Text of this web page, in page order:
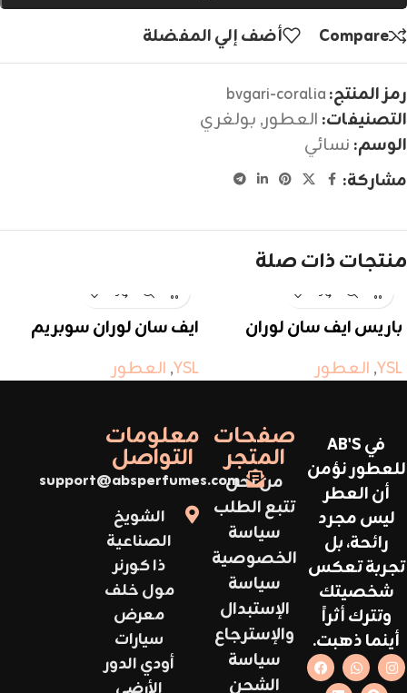
Compare أضف إلي المفضلة
رمز المنتج:bvgari-coralia
التصنيفات: العطور, بولغري
الوسم: نسائي
مشاركة:
منتجات ذات صلة
باريس ايف سان لوران
YSL
, العطور
ايف سان لوران سوبريم
YSL
, العطور
في AB'S
للعطور نؤمن
أن العطر
ليس مجرد
رائحة، بل
تجربة تعكس
شخصيتك
وتترك أثراً
أينما ذهبت.
صفحات
المتجر
من نحن
تتبع الطلب
سياسة
الخصوصية
سياسة
الإستبدال
والإسترجاع
سياسة
الشحن
معلومات
التواصل
support@absperfumes.com
الشويخ
الصناعية
ذا كورنر
مول خلف
معرض
سيارات
أودي الدور